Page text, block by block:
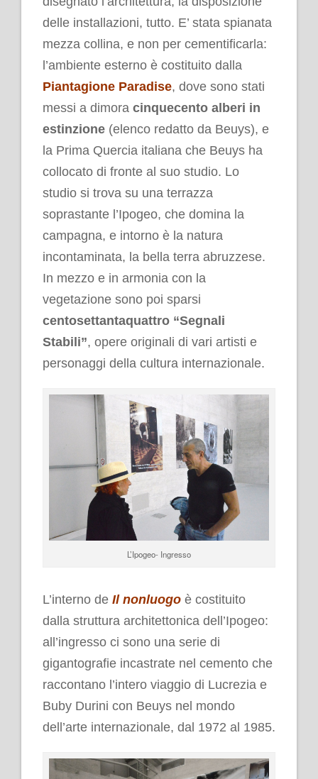
delle installazioni, tutto. E’ stata spianata
mezza collina, e non per cementificarla:
l’ambiente esterno è costituito dalla
Piantagione Paradise, dove sono stati
messi a dimora cinquecento alberi in
estinzione (elenco redatto da Beuys), e
la Prima Quercia italiana che Beuys ha
collocato di fronte al suo studio. Lo
studio si trova su una terrazza
soprastante l’Ipogeo, che domina la
campagna, e intorno è la natura
incontaminata, la bella terra abruzzese.
In mezzo e in armonia con la
vegetazione sono poi sparsi
centosettantaquattro “Segnali
Stabili”, opere originali di vari artisti e
personaggi della cultura internazionale.
L’Ipogeo- Ingresso
L’interno de Il nonluogo è costituito
dalla struttura architettonica dell’Ipogeo:
all’ingresso ci sono una serie di
gigantografie incastrate nel cemento che
raccontano l’intero viaggio di Lucrezia e
Buby Durini con Beuys nel mondo
dell’arte internazionale, dal 1972 al 1985.